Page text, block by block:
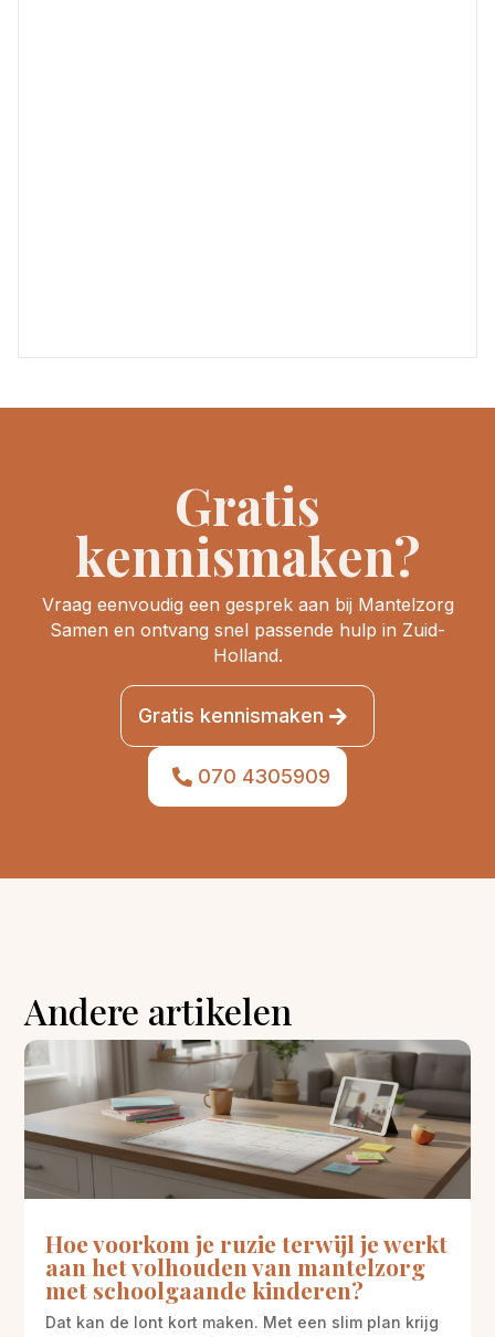
Gratis
kennismaken?
Vraag eenvoudig een gesprek aan bij Mantelzorg
Samen en ontvang snel passende hulp in Zuid-
Holland.
Gratis kennismaken
070 4305909
Andere artikelen
Hoe voorkom je ruzie terwijl je werkt
aan het volhouden van mantelzorg
met schoolgaande kinderen?
Dat kan de lont kort maken. Met een slim plan krijg